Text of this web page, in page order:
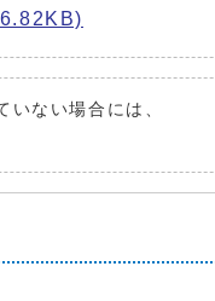
ない場合には、